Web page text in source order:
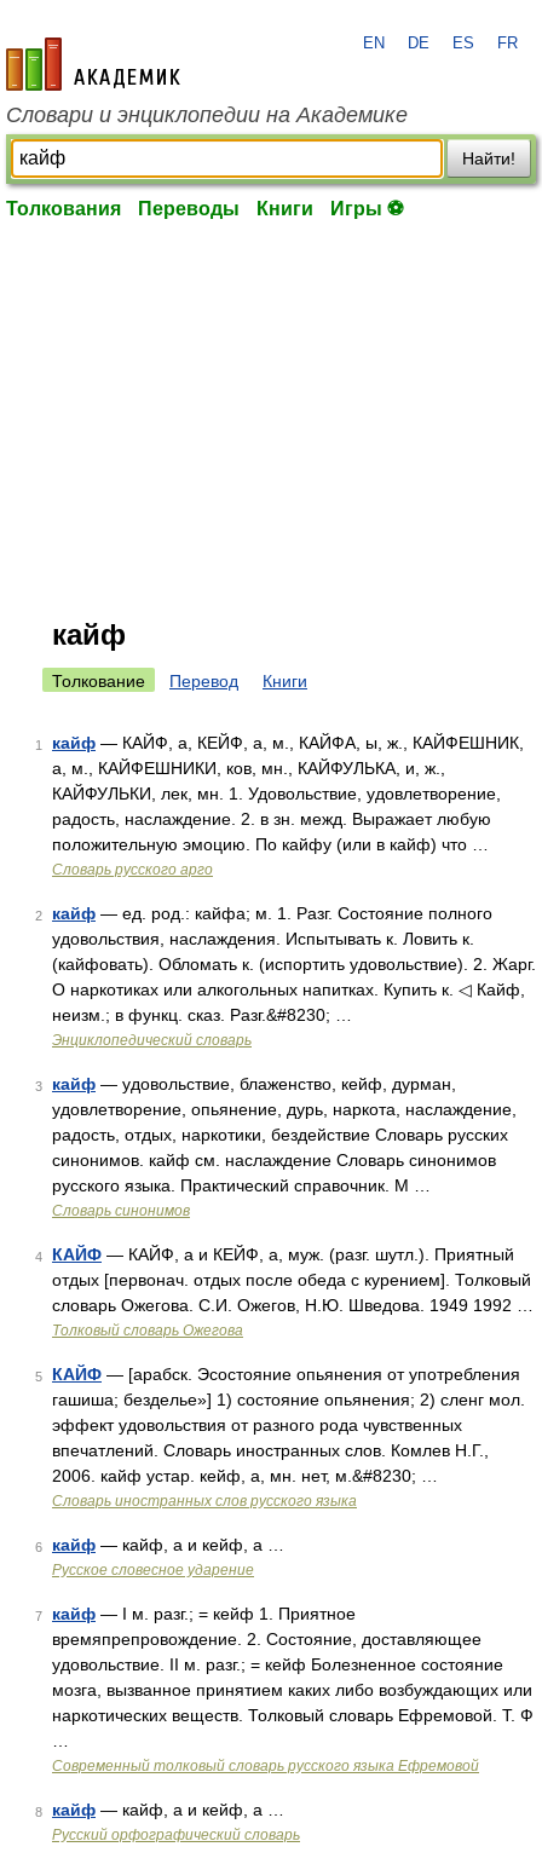
academic.ru
EN DE ES FR
Словари и энциклопедии на Академике
Найти!
Толкования Переводы Книги Игры ⚽
кайф
Толкование Перевод Книги
1 кайф — КАЙФ, а, КЕЙФ, а, м., КАЙФА, ы, ж., КАЙФЕШНИК,
а, м., КАЙФЕШНИКИ, ков, мн., КАЙФУЛЬКА, и, ж.,
КАЙФУЛЬКИ, лек, мн. 1. Удовольствие, удовлетворение,
радость, наслаждение. 2. в зн. межд. Выражает любую
положительную эмоцию. По кайфу (или в кайф) что …
Словарь русского арго
2 кайф — ед. род.: кайфа; м. 1. Разг. Состояние полного
удовольствия, наслаждения. Испытывать к. Ловить к.
(кайфовать). Обломать к. (испортить удовольствие). 2. Жарг.
О наркотиках или алкогольных напитках. Купить к. ◁ Кайф,
неизм.; в функц. сказ. Разг.&#8230; …
Энциклопедический словарь
3 кайф — удовольствие, блаженство, кейф, дурман,
удовлетворение, опьянение, дурь, наркота, наслаждение,
радость, отдых, наркотики, бездействие Словарь русских
синонимов. кайф см. наслаждение Словарь синонимов
русского языка. Практический справочник. М …
Словарь синонимов
4 КАЙФ — КАЙФ, а и КЕЙФ, а, муж. (разг. шутл.). Приятный
отдых [первонач. отдых после обеда с курением]. Толковый
словарь Ожегова. С.И. Ожегов, Н.Ю. Шведова. 1949 1992 …
Толковый словарь Ожегова
5 КАЙФ — [арабск. Эсостояние опьянения от употребления
гашиша; безделье»] 1) состояние опьянения; 2) сленг мол.
эффект удовольствия от разного рода чувственных
впечатлений. Словарь иностранных слов. Комлев Н.Г.,
2006. кайф устар. кейф, а, мн. нет, м.&#8230; …
Словарь иностранных слов русского языка
6 кайф — кайф, а и кейф, а …
Русское словесное ударение
7 кайф — I м. разг.; = кейф 1. Приятное
времяпрепровождение. 2. Состояние, доставляющее
удовольствие. II м. разг.; = кейф Болезненное состояние
мозга, вызванное принятием каких либо возбуждающих или
наркотических веществ. Толковый словарь Ефремовой. Т. Ф
Современный толковый словарь русского языка Ефремовой
8 кайф — кайф, а и кейф, а …
Русский орфографический словарь